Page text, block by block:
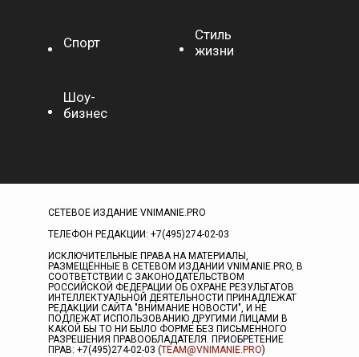
Спорт
Стиль
жизни
Шоу-
бизнес
СЕТЕВОЕ ИЗДАНИЕ VNIMANIE.PRO
ТЕЛЕФОН РЕДАКЦИИ: +7(495)274-02-03
ИСКЛЮЧИТЕЛЬНЫЕ ПРАВА НА МАТЕРИАЛЫ,
РАЗМЕЩЁННЫЕ В СЕТЕВОМ ИЗДАНИИ VNIMANIE.PRO, В
СООТВЕТСТВИИ С ЗАКОНОДАТЕЛЬСТВОМ
РОССИЙСКОЙ ФЕДЕРАЦИИ ОБ ОХРАНЕ РЕЗУЛЬТАТОВ
ИНТЕЛЛЕКТУАЛЬНОЙ ДЕЯТЕЛЬНОСТИ ПРИНАДЛЕЖАТ
РЕДАКЦИИ САЙТА "ВНИМАНИЕ НОВОСТИ", И НЕ
ПОДЛЕЖАТ ИСПОЛЬЗОВАНИЮ ДРУГИМИ ЛИЦАМИ В
КАКОЙ БЫ ТО НИ БЫЛО ФОРМЕ БЕЗ ПИСЬМЕННОГО
РАЗРЕШЕНИЯ ПРАВООБЛАДАТЕЛЯ. ПРИОБРЕТЕНИЕ
ПРАВ: +7(495)274-02-03 (TEAM@VNIMANIE.PRO)